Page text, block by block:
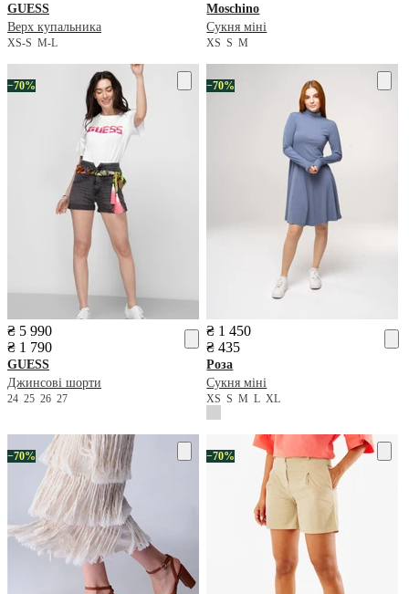
GUESS
Верх купальника
XS-S M-L
Moschino
Сукня міні
XSSM
−70%
₴ 5 990
₴ 1 790
GUESS
Джинсові шорти
24 25 26 27
−70%
₴ 1 450
₴ 435
Роза
Сукня міні
XSSMLXL
−70% −70%